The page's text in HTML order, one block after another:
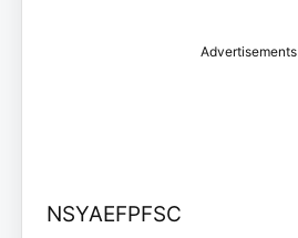
Advertisements
NSYAEFPFSC